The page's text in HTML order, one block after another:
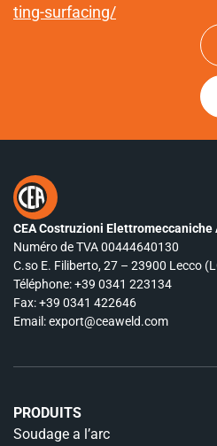
ting-surfacing/
CEA Costruzioni Elettromeccaniche
Numéro de TVA 00444640130
C.so E. Filiberto, 27 – 23900 Lecco
Téléphone:+39 0341 223134
Fax: +39 0341 422646
Email:export@ceaweld.com
PRODUITS
Soudage a l’arc